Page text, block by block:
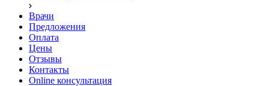
Врачи
Предложения
Оплата
Цены
Отзывы
Контакты
Online консультация